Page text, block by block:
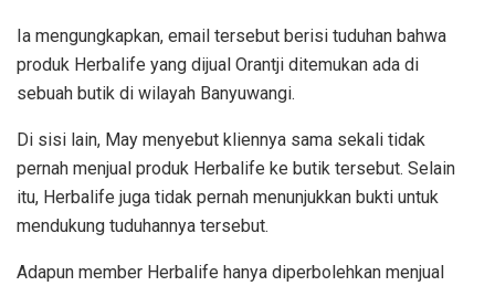
Ia mengungkapkan, email tersebut berisi tuduhan bahwa
produk Herbalife yang dijual Orantji ditemukan ada di
sebuah butik di wilayah Banyuwangi.
Di sisi lain, May menyebut kliennya sama sekali tidak
pernah menjual produk Herbalife ke butik tersebut. Selain
itu, Herbalife juga tidak pernah menunjukkan bukti untuk
mendukung tuduhannya tersebut.
Adapun member Herbalife hanya diperbolehkan menjual